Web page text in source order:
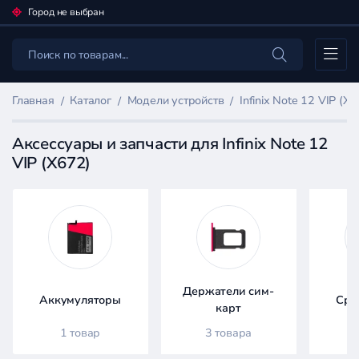
Город не выбран
Каталог
Главная Каталог Модели устройств Infinix Note 12 VIP
Аксессуары и запчасти для Infinix Note 12
VIP (X672)
Фильтр
товаров
Аккумуляторы
1 товар
Держатели сим-
карт
3 товара